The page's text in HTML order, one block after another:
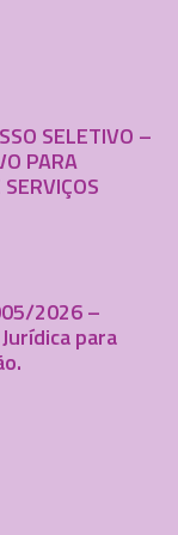
SELETIVO –
PARA
2026 –
para